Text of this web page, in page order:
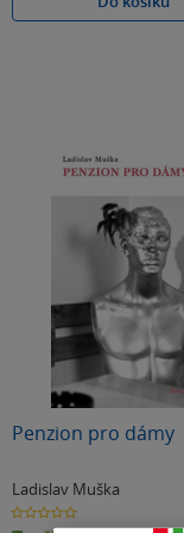
Penzion pro dámy
Ladislav Muška
0.0
z